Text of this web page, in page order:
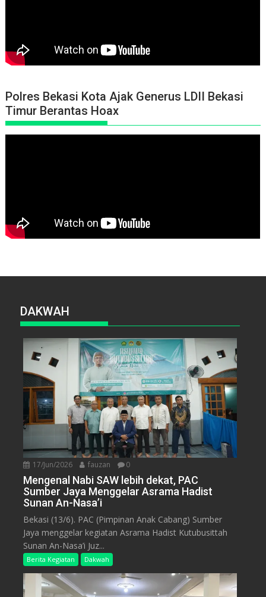
Polres Bekasi Kota Ajak Generus LDII Bekasi
Timur Berantas Hoax
DAKWAH
17/Jun/2026 fauzan 0
Mengenal Nabi SAW lebih dekat, PAC
Sumber Jaya Menggelar Asrama Hadist
Sunan An-Nasa’i
Bekasi (13/6). PAC (Pimpinan Anak Cabang) Sumber
Jaya menggelar kegiatan Asrama Hadist Kutubusittah
Sunan An-Nasa’i Juz...
Berita Kegiatan Dakwah